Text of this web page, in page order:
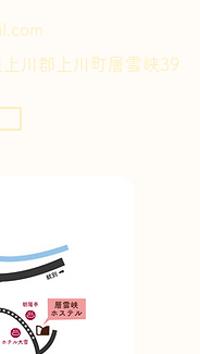
川郡上川町層雲峡39